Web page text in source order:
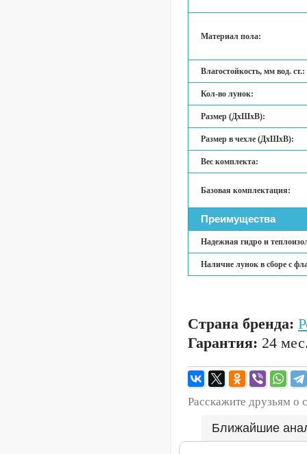
Материал пола:
Влагостойкость, мм вод. ст.:
Кол-во лунок:
Размер (ДхШхВ):
Размер в чехле (ДхШхВ):
Вес комплекта:
Базовая комплектация:
Преимущества
Надежная гидро и
Наличие лунок в сборе с
Страна бренда:
Гарантия: 24
Расскажите друзьям о
Ближайшие